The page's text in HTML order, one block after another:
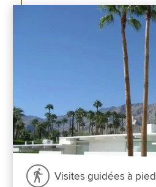
Visites guidées à pied